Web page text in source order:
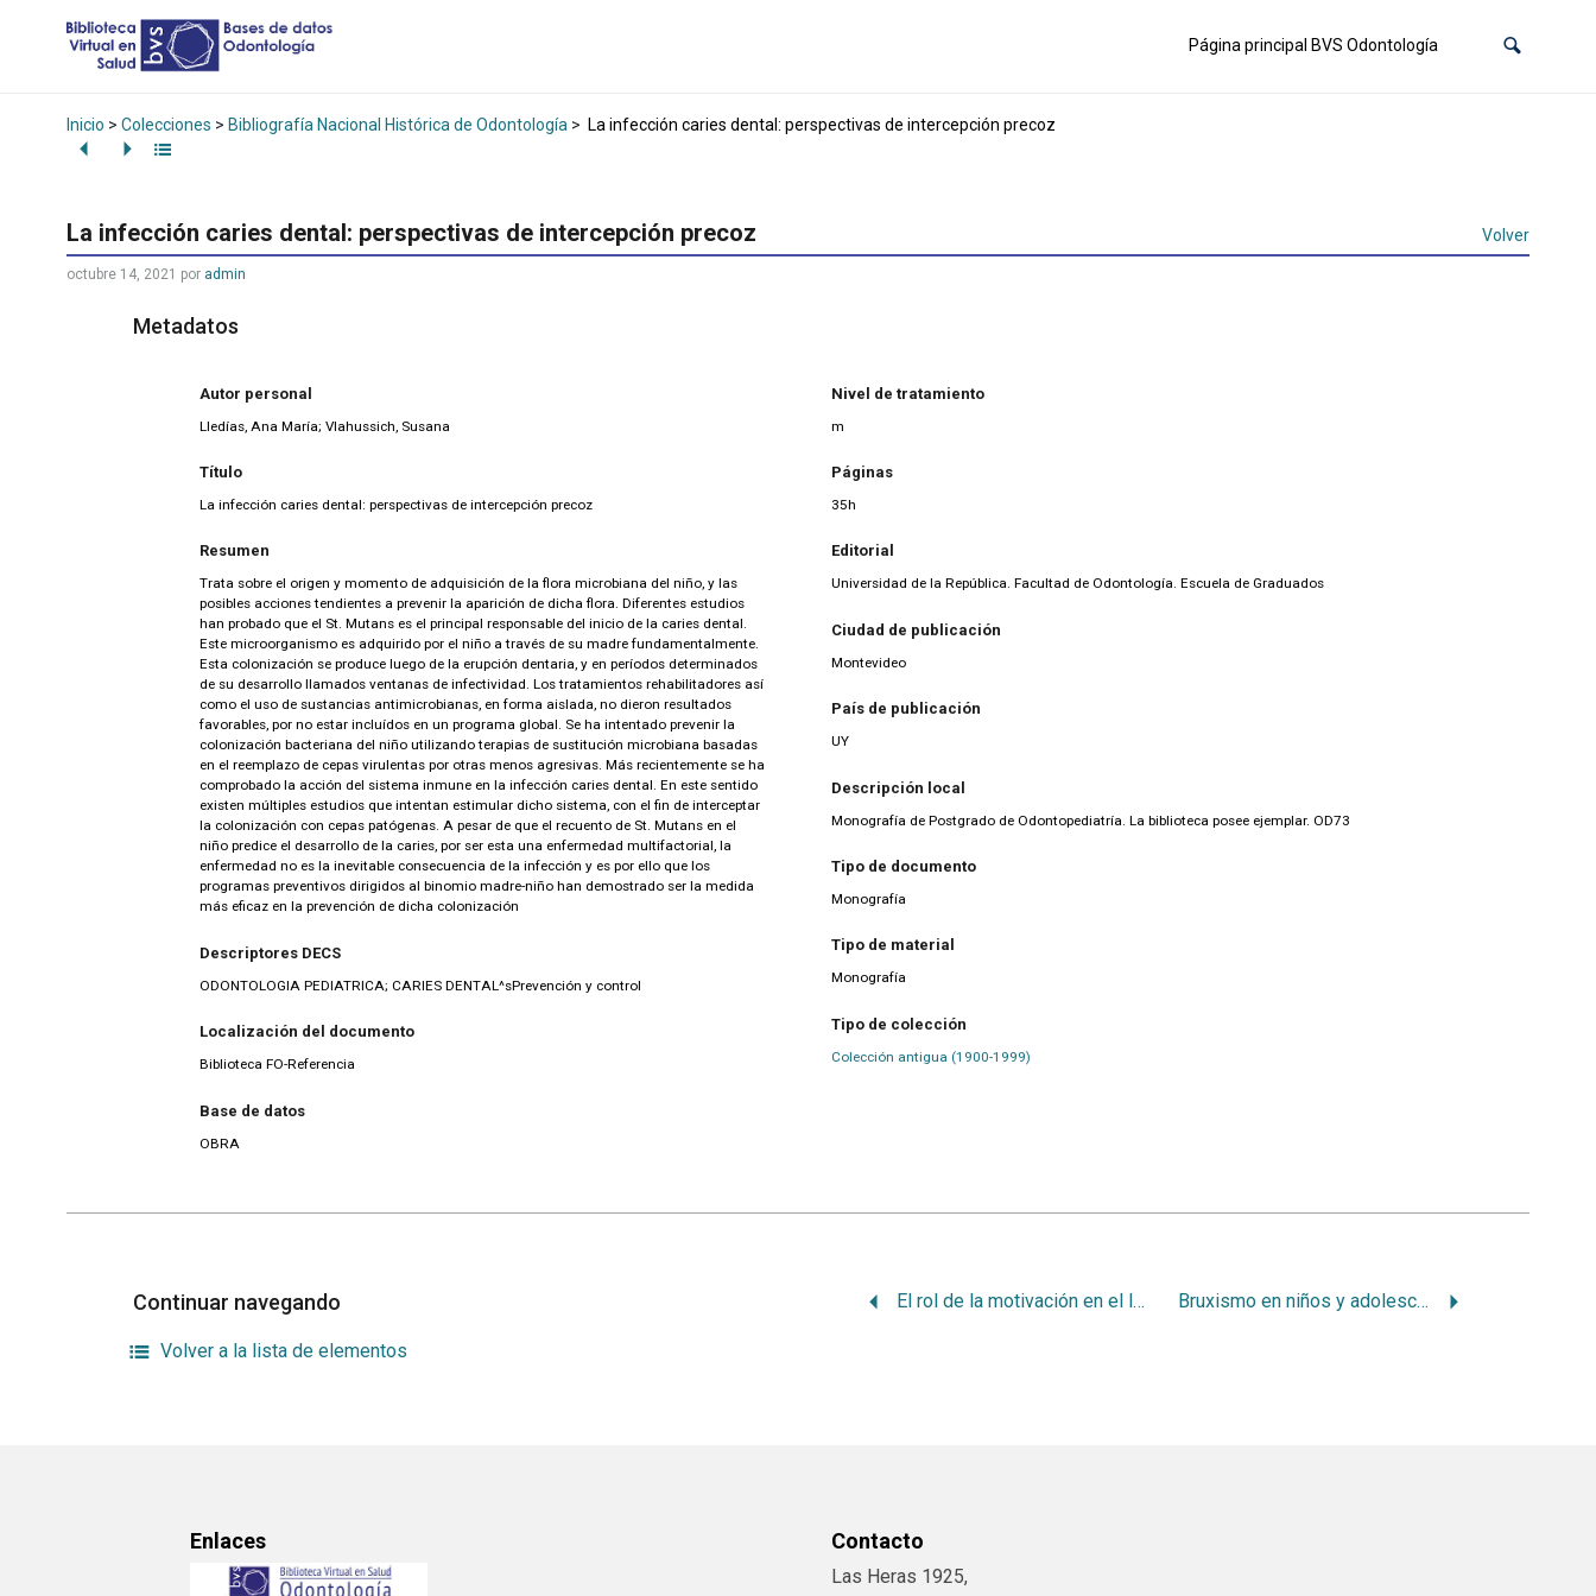
Página principal BVS Odontología
Inicio > Colecciones > Bibliografía Nacional Histórica de Odontología > La infección caries dental: perspectivas de intercepción precoz
La infección caries dental: perspectivas de intercepción precoz Volver
octubre 14, 2021 por admin
Metadatos
Autor personal
Lledías, Ana María; Vlahussich, Susana
Título
La infección caries dental: perspectivas de intercepción precoz
Resumen
Trata sobre el origen y momento de adquisición de la flora microbiana del niño, y las
posibles acciones tendientes a prevenir la aparición de dicha flora. Diferentes estudios
han probado que el St. Mutans es el principal responsable del inicio de la caries dental.
Este microorganismo es adquirido por el niño a través de su madre fundamentalmente.
Esta colonización se produce luego de la erupción dentaria, y en períodos determinados
de su desarrollo llamados ventanas de infectividad. Los tratamientos rehabilitadores así
como el uso de sustancias antimicrobianas, en forma aislada, no dieron resultados
favorables, por no estar incluídos en un programa global. Se ha intentado prevenir la
colonización bacteriana del niño utilizando terapias de sustitución microbiana basadas
en el reemplazo de cepas virulentas por otras menos agresivas. Más recientemente se ha
comprobado la acción del sistema inmune en la infección caries dental. En este sentido
existen múltiples estudios que intentan estimular dicho sistema, con el fin de interceptar
la colonización con cepas patógenas. A pesar de que el recuento de St. Mutans en el
niño predice el desarrollo de la caries, por ser esta una enfermedad multifactorial, la
enfermedad no es la inevitable consecuencia de la infección y es por ello que los
programas preventivos dirigidos al binomio madre-niño han demostrado ser la medida
más eficaz en la prevención de dicha colonización
Descriptores DECS
ODONTOLOGIA PEDIATRICA; CARIES DENTAL^sPrevención y control
Localización del documento
Biblioteca FO-Referencia
Base de datos
OBRA
Nivel de tratamiento
m
Páginas
35h
Editorial
Universidad de la República. Facultad de Odontología. Escuela de Graduados
Ciudad de publicación
Montevideo
País de publicación
UY
Descripción local
Monografía de Postgrado de Odontopediatría. La biblioteca posee ejemplar. OD73
Tipo de documento
Monografía
Tipo de material
Monografía
Tipo de colección
Colección antigua (1900-1999)
Continuar navegando El rol de la motivación en el logro de la salud bucal Bruxismo en niños y adolescentes jóvenes
Volver a la lista de elementos
Enlaces Contacto
Las Heras 1925,